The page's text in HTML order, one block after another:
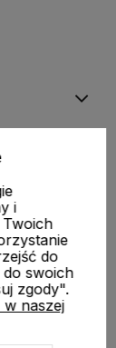
i
do
swoich
zgody".
naszej